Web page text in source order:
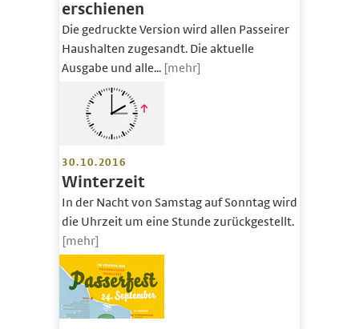
erschienen
Die gedruckte Version wird allen Passeirer
Haushalten zugesandt. Die aktuelle
Ausgabe und alle... [mehr]
30.10.2016
Winterzeit
In der Nacht von Samstag auf Sonntag wird
die Uhrzeit um eine Stunde zurückgestellt.
[mehr]